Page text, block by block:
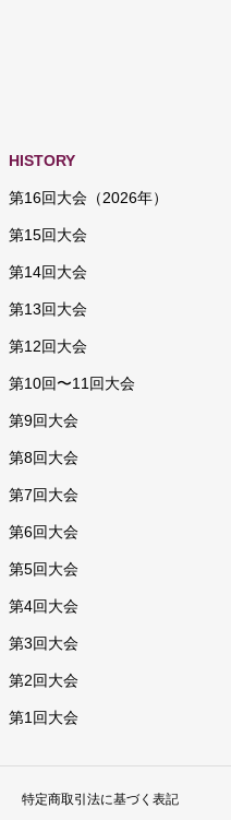
HISTORY
第16回大会（2026年）
第15回大会
第14回大会
第13回大会
第12回大会
第10回〜11回大会
第9回大会
第8回大会
第7回大会
第6回大会
第5回大会
第4回大会
第3回大会
第2回大会
第1回大会
特定商取引法に基づく表記